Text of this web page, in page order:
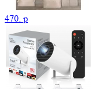
470. p